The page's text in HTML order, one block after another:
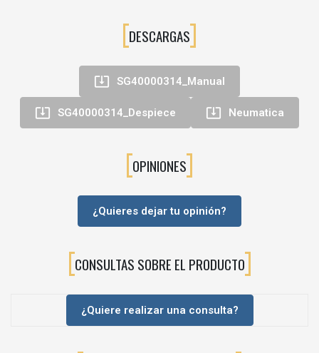
SG40000314
DESCARGAS
 SG40000314_Manual
 SG40000314_Despiece  Neumatica
OPINIONES
¿Quieres dejar tu opinión?
CONSULTAS SOBRE EL PRODUCTO
¿Quiere realizar una consulta?